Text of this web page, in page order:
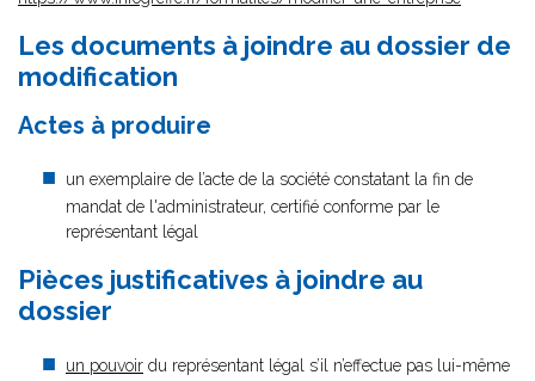
Les documents à joindre au dossier de
modification
Actes à produire
un exemplaire de l’acte de la société constatant la fin de
mandat de l'administrateur, certifié conforme par le
représentant légal
Pièces justificatives à joindre au
dossier
un pouvoir du représentant légal s’il n’effectue pas lui-même